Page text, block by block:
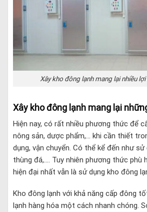
Xây kho đông lạnh mang lại nhiều
Xây kho đông lạnh mang lại
Hiện nay, có rất nhiều phương thức để
nông sản, dược phẩm,… khi cần thiết
dụng, vận chuyển. Có thể kể đến như
thùng đá,…. Tuy nhiên phương thức phù
hiện đại nhất vẫn là sử dụng kho đông
Kho đông lạnh với khả năng cấp đông
lạnh hàng hóa một cách nhanh chóng.